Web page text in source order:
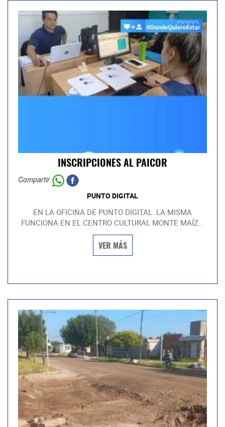
INSCRIPCIONES AL PAICOR
Compartir
PUNTO DIGITAL
EN LA OFICINA DE PUNTO DIGITAL. LA MISMA
FUNCIONA EN EL CENTRO CULTURAL MONTE MAÍZ...
VER MÁS